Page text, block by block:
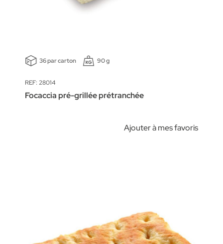
36 par carton 90 g
REF: 28014
Focaccia pré-grillée prétranchée
Ajouter à mes favoris